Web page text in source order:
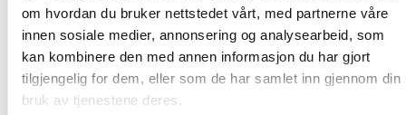
om hvordan du bruker nettstedet vårt, med partnerne våre
innen sosiale medier, annonsering og analysearbeid, som
kan kombinere den med annen informasjon du har gjort
tilgjengelig for dem, eller som de har samlet inn gjennom din
bruk av tjenestene deres.
FOLKEHELSE
9 mai 2022